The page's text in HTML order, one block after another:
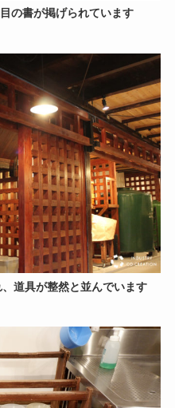
の書が掲げられています
道具が整然と並んでいます